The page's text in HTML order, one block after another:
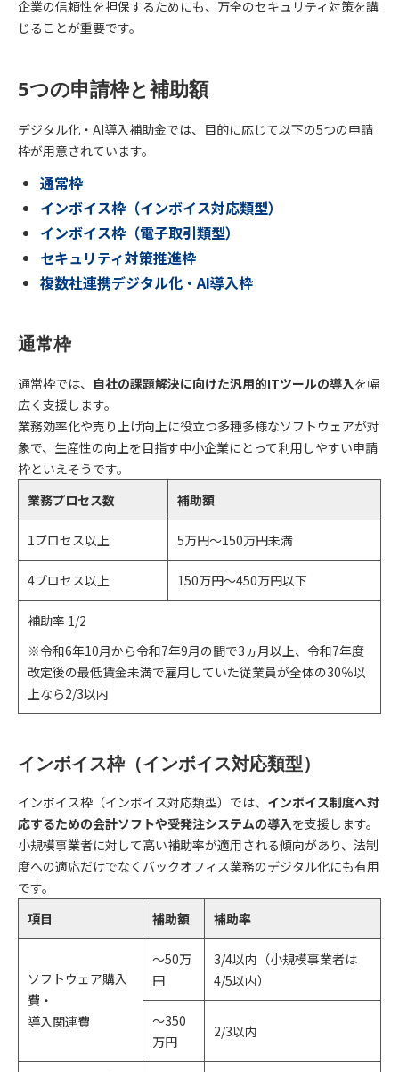
企業の信頼性を担保するためにも、万全のセキュリティ対策を講
じることが重要です。
5つの申請枠と補助額
デジタル化・AI導入補助金では、目的に応じて以下の5つの申請
枠が用意されています。
通常枠
インボイス枠（インボイス対応類型）
インボイス枠（電子取引類型）
セキュリティ対策推進枠
複数社連携デジタル化・AI導入枠
通常枠
通常枠では、 自社の課題解決に向けた汎用的ITツールの導入を幅
広く支援します。
業務効率化や売り上げ向上に役立つ多種多様なソフトウェアが対
象で、生産性の向上を目指す中小企業にとって利用しやすい申請
枠といえそうです。
業務プロセス数
補助額
1プロセス以上 5万円～150万円未満
4プロセス以上 150万円～450万円以下
補助率 1/2
※令和6年10月から令和7年9月の間で3ヵ月以上、令和7年度
改定後の最低賃金未満で雇用していた従業員が全体の30％以
上なら2/3以内
インボイス枠（インボイス対応類型）
インボイス枠（インボイス対応類型）では、 インボイス制度へ対
応するための会計ソフトや受発注システムの導入を支援します。
小規模事業者に対して高い補助率が適用される傾向があり、法制
度への適応だけでなくバックオフィス業務のデジタル化にも有用
です。
項目
補助額 補助率
ソフトウェア購入
費・
導入関連費
～50万
円
3/4以内（小規模事業者は
4/5以内）
～350
万円
2/3以内